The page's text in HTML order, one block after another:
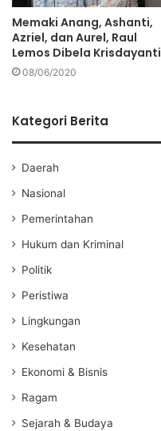
Memaki Anang, Ashanti,
Azriel, dan Aurel, Raul
Lemos Dibela Krisdayanti
08/06/2020
Kategori Berita
Daerah
Nasional
Pemerintahan
Hukum dan Kriminal
Politik
Peristiwa
Lingkungan
Kesehatan
Ekonomi & Bisnis
Ragam
Sejarah & Budaya